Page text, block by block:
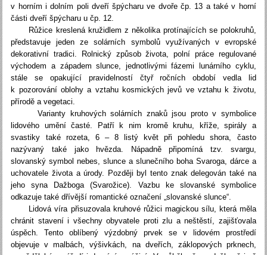
v horním i dolním poli dveří špýcharu ve dvoře čp. 13 a také v horní
části dveří špýcharu u čp. 12.
Růžice kreslená kružidlem z několika protínajících se polokruhů,
představuje jeden ze solárních symbolů využívaných v evropské
dekorativní tradici. Rolnický způsob života, polní práce regulované
východem a západem slunce, jednotlivými fázemi lunárního cyklu,
stále se opakující pravidelností čtyř ročních období vedla lid
k pozorování oblohy a vztahu kosmických jevů ve vztahu k životu,
přírodě a vegetaci.
Varianty kruhových solárních znaků jsou proto v symbolice
lidového umění časté. Patří k nim kromě kruhu, kříže, spirály a
svastiky také rozeta, 6 – 8 listý květ při pohledu shora, často
nazývaný také jako hvězda. Nápadně připomíná tzv. svargu,
slovanský symbol nebes, slunce a slunečního boha Svaroga, dárce a
uchovatele života a úrody. Později byl tento znak delegován také na
jeho syna Dažboga (Svarožice). Vazbu ke slovanské symbolice
odkazuje také dřívější romantické označení „slovanské slunce“.
Lidová víra přisuzovala kruhové růžici magickou sílu, která měla
chránit stavení i všechny obyvatele proti zlu a neštěstí, zajišťovala
úspěch. Tento oblíbený výzdobný prvek se v lidovém prostředí
objevuje v malbách, výšivkách, na dveřích, záklopových prknech,